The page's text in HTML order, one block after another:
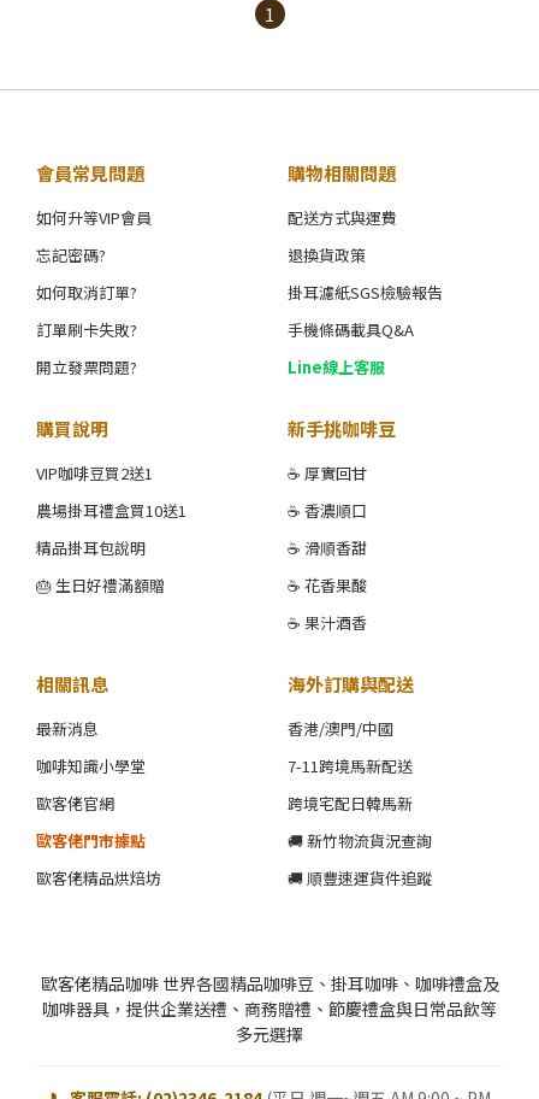
1
會員常見問題
如何升等VIP會員
忘記密碼?
如何取消訂單?
訂單刷卡失敗?
開立發票問題?
購物相關問題
配送方式與運費
退換貨政策
掛耳濾紙SGS檢驗報告
手機條碼載具Q&A
Line線上客服
購買說明
VIP咖啡豆買2送1
農場掛耳禮盒買10送1
精品掛耳包說明
🎂 生日好禮滿額贈
新手挑咖啡豆
☕ 厚實回甘
☕ 香濃順口
☕ 滑順香甜
☕ 花香果酸
☕ 果汁酒香
相關訊息
最新消息
咖啡知識小學堂
歐客佬官網
歐客佬門市據點
歐客佬精品烘焙坊
海外訂購與配送
香港/澳門/中國
7-11跨境馬新配送
跨境宅配日韓馬新
🚚 新竹物流貨況查詢
🚚 順豐速運貨件追蹤
歐客佬精品咖啡 世界各國精品咖啡豆、掛耳咖啡、咖啡禮盒及
咖啡器具，提供企業送禮、商務贈禮、節慶禮盒與日常品飲等
多元選擇